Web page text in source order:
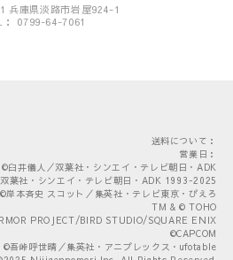
兵庫県淡路市岩屋924-1
： 0799-64-7061
送料について：
営業日：
©臼井儀人／双葉社・シンエイ・テレビ朝日・ADK
葉社・シンエイ・テレビ朝日・ADK 1993-2025
©岸本斉史 スコット／集英社・テレビ東京・ぴえろ
TM & © TOHO
PROJECT/BIRD STUDIO/SQUARE ENIX
©CAPCOM
©吾峠呼世晴／集英社・アニプレックス・ufotable